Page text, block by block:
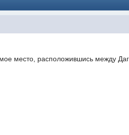
место, расположившись между